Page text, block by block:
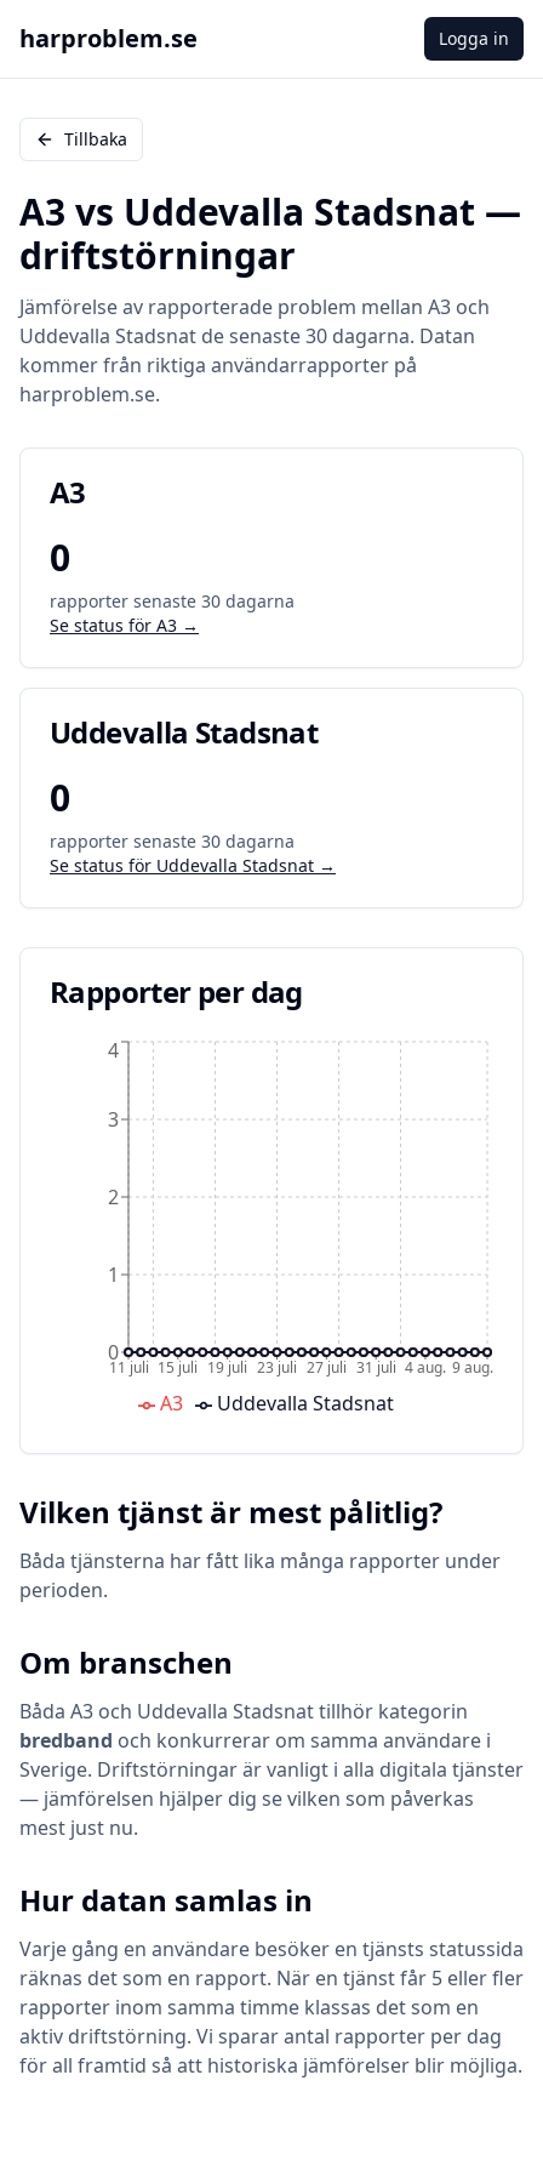
harproblem.se Logga in
Tillbaka
A3 vs Uddevalla Stadsnat —
driftstörningar
Jämförelse av rapporterade problem mellan A3 och
Uddevalla Stadsnat de senaste 30 dagarna. Datan
kommer från riktiga användarrapporter på
harproblem.se.
A3
0
rapporter senaste 30 dagarna
Se status för A3 →
Uddevalla Stadsnat
0
rapporter senaste 30 dagarna
Se status för Uddevalla Stadsnat →
Rapporter per dag
11 juli 15 juli 19 juli 23 juli 27 juli 31 juli 4 aug. 9 aug.
0
1
2
3
4
A3 Uddevalla Stadsnat
Vilken tjänst är mest pålitlig?
Båda tjänsterna har fått lika många rapporter under
perioden.
Om branschen
Båda A3 och Uddevalla Stadsnattillhör kategorin
bredband och konkurrerar om samma användare i
Sverige. Driftstörningar är vanligt i alla digitala tjänster
— jämförelsen hjälper dig se vilken som påverkas
mest just nu.
Hur datan samlas in
Varje gång en användare besöker en tjänsts statussida
räknas det som en rapport. När en tjänst får 5 eller fler
rapporter inom samma timme klassas det som en
aktiv driftstörning. Vi sparar antal rapporter per dag
för all framtid så att historiska jämförelser blir möjliga.